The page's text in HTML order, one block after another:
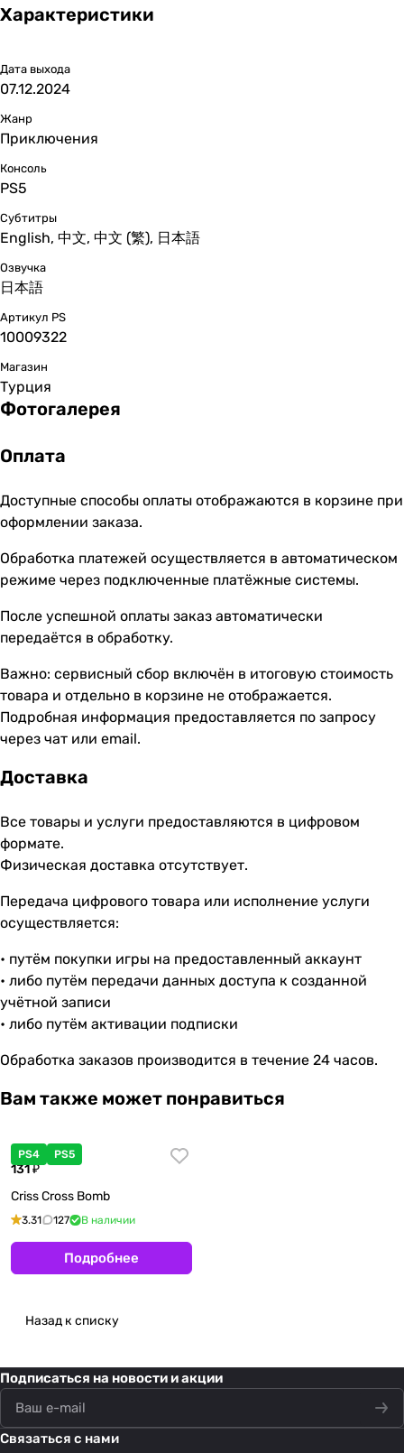
Характеристики
Дата выхода
07.12.2024
Жанр
Приключения
Консоль
PS5
Субтитры
English, 中文, 中文 (繁), 日本語
Озвучка
日本語
Артикул PS
10009322
Магазин
Турция
Фотогалерея
Оплата
Доступные способы оплаты отображаются в корзине при
оформлении заказа.
Обработка платежей осуществляется в автоматическом
режиме через подключенные платёжные системы.
После успешной оплаты заказ автоматически
передаётся в обработку.
Важно: сервисный сбор включён в итоговую стоимость
товара и отдельно в корзине не отображается.
Подробная информация предоставляется по запросу
через чат или email.
Доставка
Все товары и услуги предоставляются в цифровом
формате.
Физическая доставка отсутствует.
Передача цифрового товара или исполнение услуги
осуществляется:
• путём покупки игры на предоставленный аккаунт
• либо путём передачи данных доступа к созданной
учётной записи
• либо путём активации подписки
Обработка заказов производится в течение 24 часов.
Вам также может понравиться
PS4 PS5
131 ₽
Criss Cross Bomb
3.31 127 В наличии
Подробнее
Назад к списку
Подписаться на новости и акции
Связаться с нами